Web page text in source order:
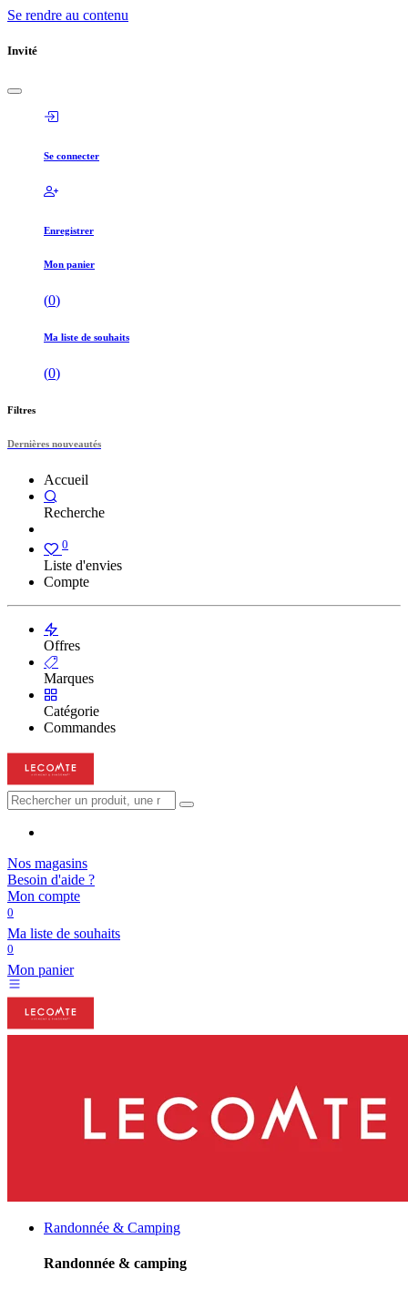
Se rendre au contenu
Invité
Se connecter
Enregistrer
Mon panier
(0)
Ma liste de souhaits
(0)
Filtres
Dernières nouveautés
Accueil
Recherche
0
Liste d'envies
Compte
Offres
Marques
Catégorie
Commandes
Nos magasins
Besoin d'aide ?
Mon compte
0
Ma liste de souhaits
0
Mon panier
Randonnée & Camping
Randonnée & camping